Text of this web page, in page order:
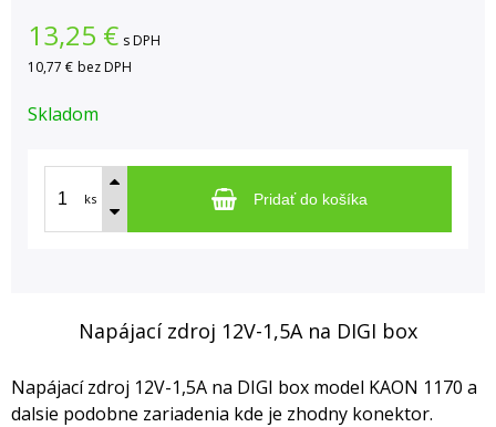
13,25 € s DPH
10,77 € bez DPH
Skladom
ks Pridať do košíka
Napájací zdroj 12V-1,5A na DIGI box
Napájací zdroj 12V-1,5A na DIGI box model KAON 1170 a
dalsie podobne zariadenia kde je zhodny konektor.